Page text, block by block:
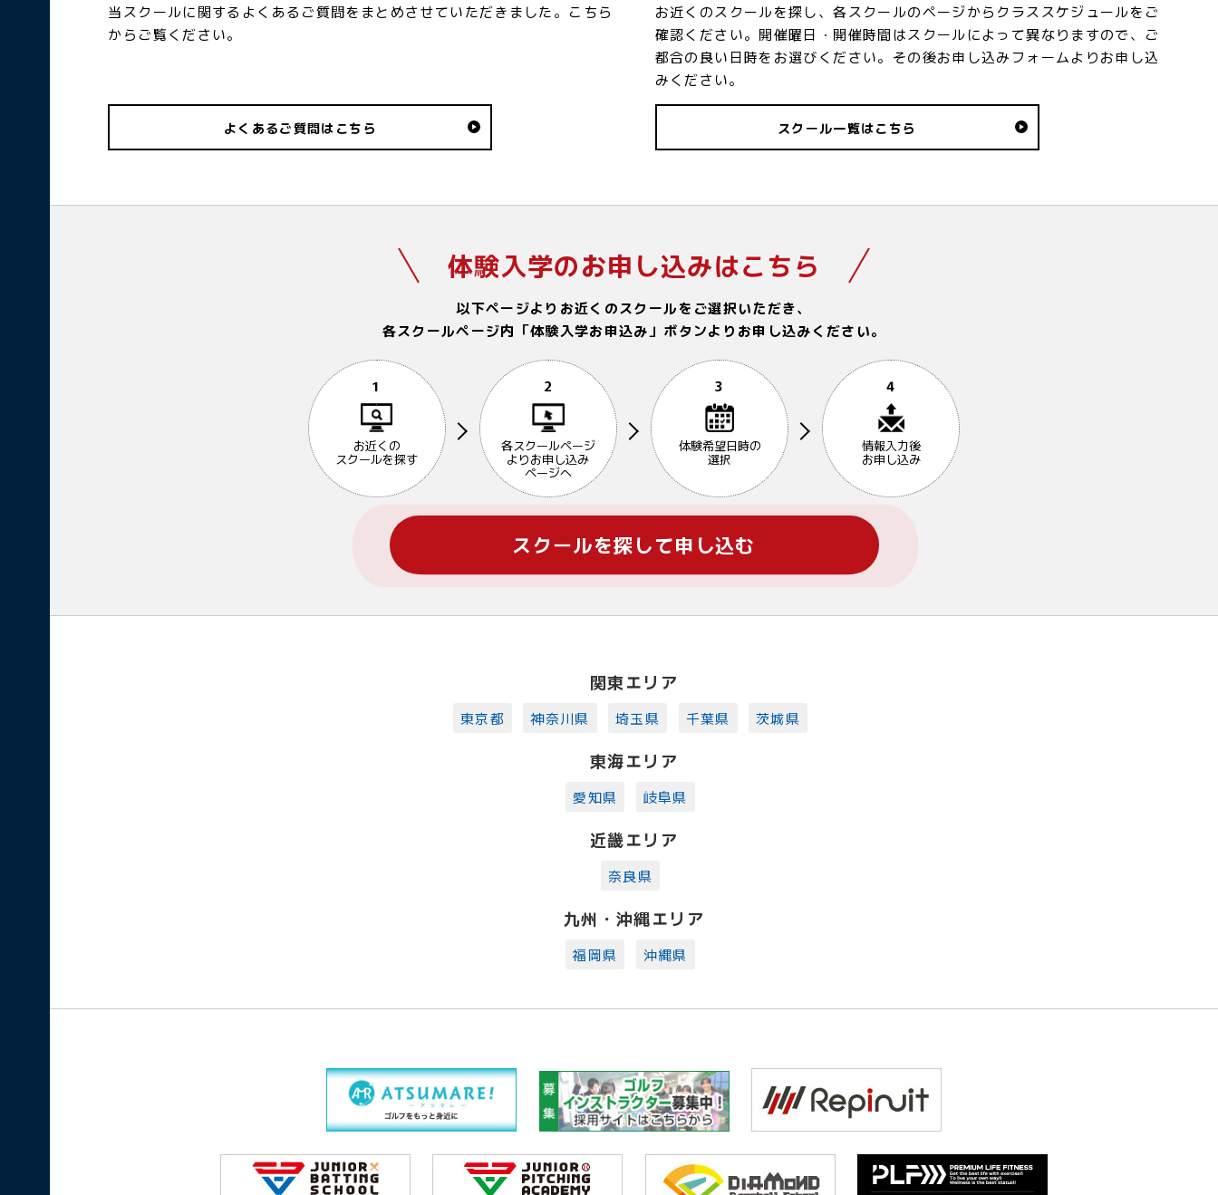
当スクールに関するよくあるご質問をまとめさせていただきました。こちら
からご覧ください。
よくあるご質問はこちら
お近くのスクールを探し、各スクールのページからクラススケジュールをご
確認ください。開催曜日・開催時間はスクールによって異なりますので、ご
都合の良い日時をお選びください。その後お申し込みフォームよりお申し込
みください。
スクール一覧はこちら
体験入学のお申し込みはこちら
以下ページよりお近くのスクールをご選択いただき、
各スクールページ内「体験入学お申込み」ボタンよりお申し込みください。
1
お近くの
スクールを探す
2
各スクールページ
よりお申し込み
ページへ
3
体験希望日時の
選択
4
情報入力後
お申し込み
スクールを探して申し込む
関東エリア
東京都 神奈川県 埼玉県 千葉県 茨城県
東海エリア
愛知県 岐阜県
近畿エリア
奈良県
九州・沖縄エリア
福岡県 沖縄県